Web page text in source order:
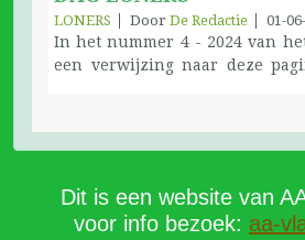
LONERS Door De Redactie 01-
In het nummer 4 - 2024 van
een verwijzing naar deze
aanmelden om deel te
vergaderingen mag
keuzemogelijkheden: Voor
Dit is een website van
voor info bezoek: aa-